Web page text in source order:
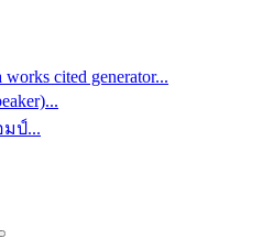
cited generator...
มป์...